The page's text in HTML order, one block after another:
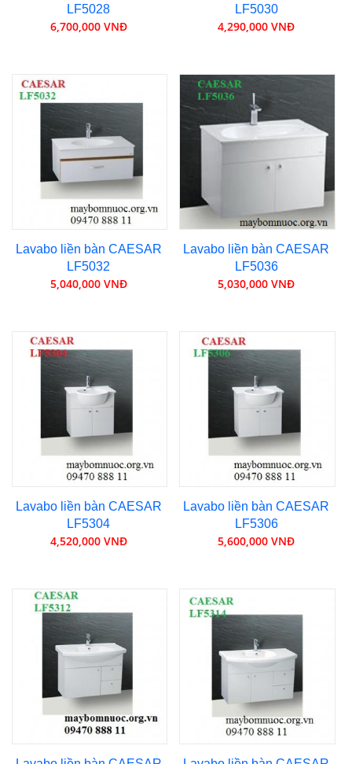
LF5028
6,700,000 VNĐ
LF5030
4,290,000 VNĐ
Lavabo liền bàn CAESAR
LF5032
5,040,000 VNĐ
Lavabo liền bàn CAESAR
LF5036
5,030,000 VNĐ
Lavabo liền bàn CAESAR
LF5304
4,520,000 VNĐ
Lavabo liền bàn CAESAR
LF5306
5,600,000 VNĐ